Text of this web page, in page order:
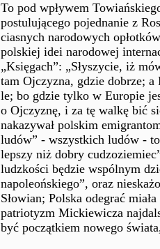
To pod wpływem
postulującego pojednanie z
ciasnych narodowych
polskiej idei narodowej
„Księgach”: „Słyszycie, iż
tam Ojczyzna, gdzie dobrze;
le; bo gdzie tylko w Europie
o Ojczyznę, i za tę walkę bić
nakazywał polskim
ludów” - wszystkich ludów - to
lepszy niż dobry
ludzkości będzie wspólnym
napoleońskiego”, oraz
Słowian; Polska odegrać
patriotyzm Mickiewicza
być początkiem nowego